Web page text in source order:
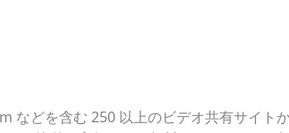
どを含む 250 以上のビデオ共有サイト